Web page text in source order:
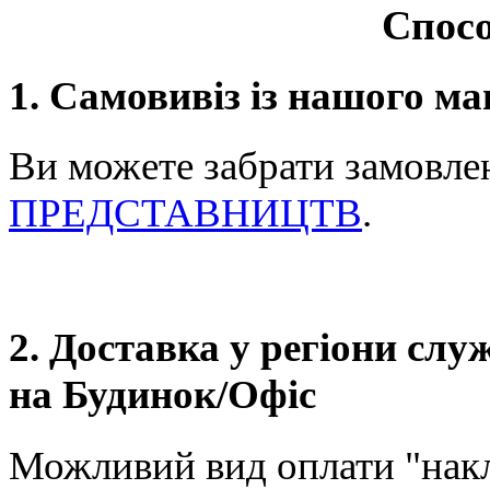
1. Самовивіз із нашого
Ви можете забрати
ПРЕДСТАВНИЦТВ.
2. Доставка у регіони
на Будинок/Офіс
Можливий вид оплати